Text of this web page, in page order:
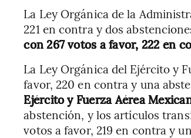
La Ley Orgánica de la
221 en contra y dos
con 267 votos a favor, 222 en
La Ley Orgánica del Ejército y
favor, 220 en contra y una
Ejército y Fuerza Aérea
abstención, y los artículos
votos a favor, 219 en contra y